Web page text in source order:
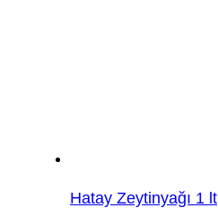
Hatay Zeytinyağı 1 lt